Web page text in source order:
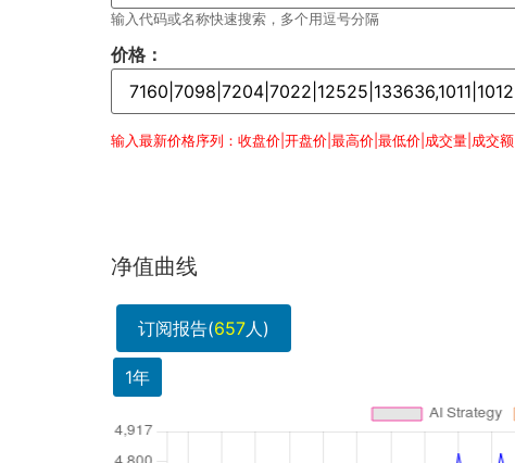
输入代码或名称快速搜索，多个用逗号分隔
价格：
输入最新价格序列：收盘价|开盘价|最高价|最低价|成交量|成交额
净值曲线
订阅报告(657人)
1年